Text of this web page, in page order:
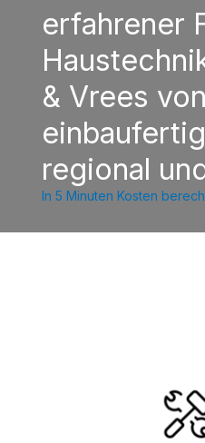
erfahrener
& Vrees
regional
In 5 Minuten Kosten